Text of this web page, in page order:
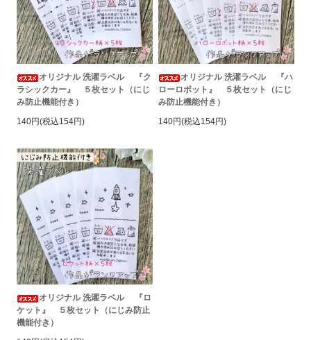
オリジナル 洗濯ラベル 『ク
ラシックカー』 ５枚セット（にじ
み防止機能付き）
140円(税込154円)
オリジナル 洗濯ラベル 『ハ
ローロボット』 ５枚セット（にじ
み防止機能付き）
140円(税込154円)
オリジナル 洗濯ラベル 『ロ
ケット』 ５枚セット（にじみ防止
機能付き）